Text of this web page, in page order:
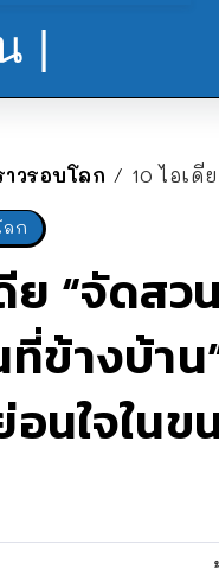
|
าวรอบโลก / 10 ไอเดีย “จัดสวนและใช้งา
ลก
ย “จัดสว
ข้างบ้า
นใจในข